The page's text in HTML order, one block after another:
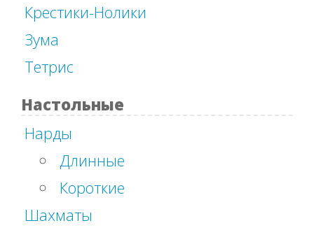
Крестики-Нолики
Зума
Тетрис
Настольные
Нарды
Длинные
Короткие
Шахматы